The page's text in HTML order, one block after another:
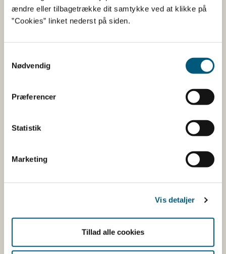
ændre eller tilbagetrække dit samtykke ved at klikke på
”Cookies” linket nederst på siden.
Nødvendig
Præferencer
Statistik
Marketing
Vis detaljer
Tillad alle cookies
Infektiøs pankreasnekrose (IPN)
Klassisk svinepest
Kvægpest
Lumpy skin disease
Mastitis
MRSA
Mund- og klovesyge